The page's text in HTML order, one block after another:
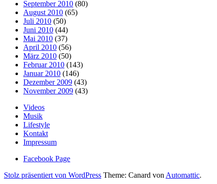
September 2010 (80)
August 2010 (65)
Juli 2010 (50)
Juni 2010 (44)
Mai 2010 (37)
April 2010 (56)
März 2010 (50)
Februar 2010 (143)
Januar 2010 (146)
Dezember 2009 (43)
November 2009 (43)
Videos
Musik
Lifestyle
Kontakt
Impressum
Facebook Page
Stolz präsentiert von WordPress Theme: Canard von Automattic.